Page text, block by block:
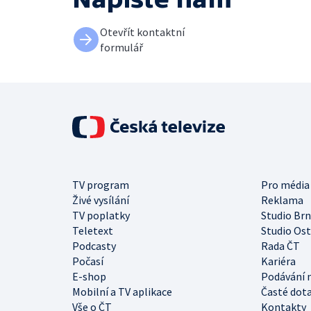
Otevřít kontaktní
formulář
TV program
Pro média
Živé vysílání
Reklama
TV poplatky
Studio
Teletext
Studio
Podcasty
Rada ČT
Počasí
Kariéra
E-shop
Podávání
Mobilní a TV aplikace
Časté
Vše o ČT
Kontakty